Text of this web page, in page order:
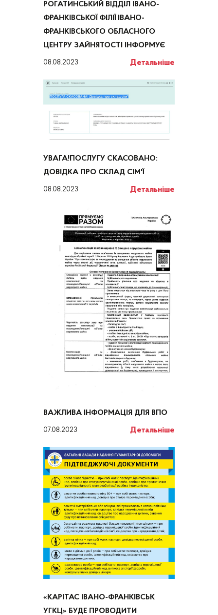
РОГАТИНСЬКИЙ ВІДДІЛ ІВАНО-
ФРАНКІВСЬКОЇ ФІЛІЇ ІВАНО-
ФРАНКІВСЬКОГО ОБЛАСНОГО
ЦЕНТРУ ЗАЙНЯТОСТІ ІНФОРМУЄ
08.08.2023 Детальніше
УВАГА!ПОСЛУГУ СКАСОВАНО:
ДОВІДКА ПРО СКЛАД СІМ'Ї
08.08.2023 Детальніше
ВАЖЛИВА ІНФОРМАЦІЯ ДЛЯ ВПО
07.08.2023 Детальніше
«КАРІТАС ІВАНО-ФРАНКІВСЬК
УГКЦ» БУДЕ ПРОВОДИТИ